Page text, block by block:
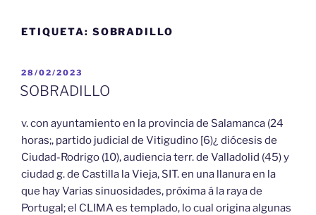
ETIQUETA: SOBRADILLO
PUBLICADO
EL
28/02/2023
SOBRADILLO
v. con ayuntamiento en la provincia de Salamanca (24
horas;, partido judicial de Vitigudino [6)¿ diócesis de
Ciudad-Rodrigo (10), audiencia terr. de Valladolid (45) y
ciudad g. de Castilla la Vieja, SIT. en una llanura en la
que hay Varias sinuosidades, próxima á la raya de
Portugal; el CLIMA es templado, lo cual origina algunas